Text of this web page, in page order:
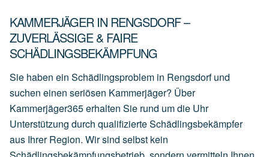
KAMMERJÄGER IN RENGSDORF –
ZUVERLÄSSIGE & FAIRE
SCHÄDLINGSBEKÄMPFUNG
Sie haben ein Schädlingsproblem in Rengsdorf und
suchen einen seriösen Kammerjäger? Über
Kammerjäger365 erhalten Sie rund um die Uhr
Unterstützung durch qualifizierte Schädlingsbekämpfer
aus Ihrer Region. Wir sind selbst kein